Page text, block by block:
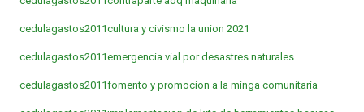
cedulagastos2011cultura y civismo la union 2021
cedulagastos2011emergencia vial por desastres naturales
cedulagastos2011fomento y promocion a la minga comunitaria